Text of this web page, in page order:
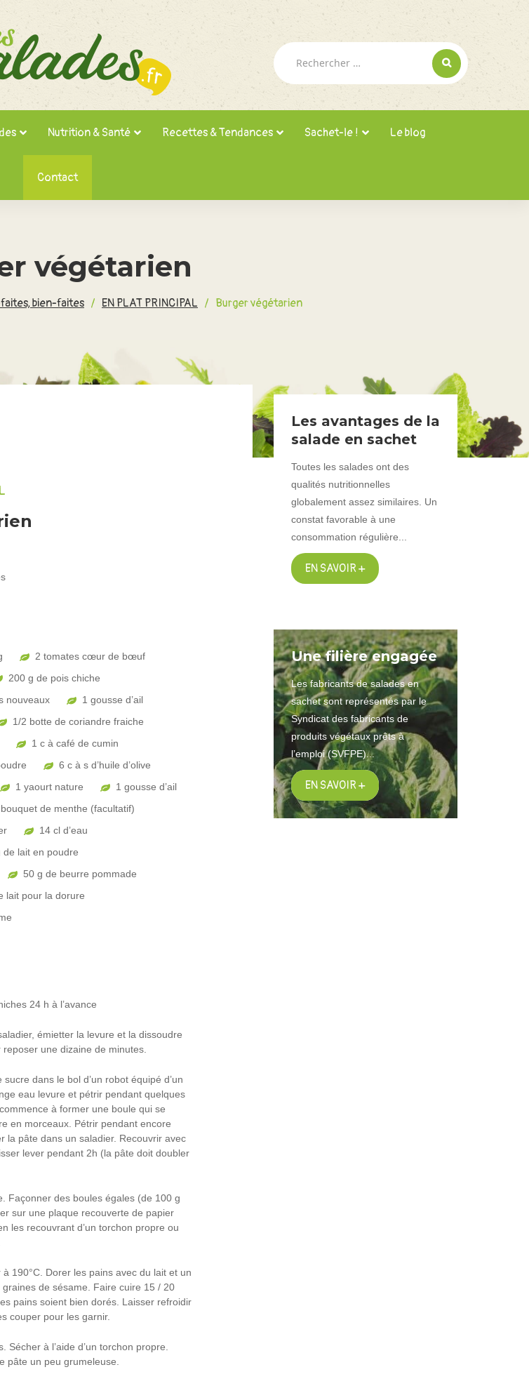
Rechercher :
Nutrition & Santé Recettes & Tendances Sachet-le ! Le blog
Contact
végétarien
bien-faites / EN PLAT PRINCIPAL / Burger végétarien
2 tomates cœur de bœuf
200 g de pois chiche
nouveaux
1 gousse d’ail
1/2 botte de coriandre fraiche
1 c à café de cumin
6 c à s d’huile d’olive
1 yaourt nature
1 gousse d’ail
de menthe (facultatif)
14 cl d’eau
de lait en poudre
50 g de beurre pommade
lait pour la dorure
24 h à l’avance
émietter la levure et la dissoudre
reposer une dizaine de minutes.
dans le bol d’un robot équipé d’un
eau levure et pétrir pendant quelques
à former une boule qui se
en morceaux. Pétrir pendant encore
la pâte dans un saladier. Recouvrir avec
lever pendant 2h (la pâte doit doubler
Façonner des boules égales (de 100 g
sur une plaque recouverte de papier
les recouvrant d’un torchon propre ou
190°C. Dorer les pains avec du lait et un
de sésame. Faire cuire 15 / 20
pains soient bien dorés. Laisser refroidir
couper pour les garnir.
Sécher à l’aide d’un torchon propre.
pâte un peu grumeleuse.
Les avantages de la
salade en sachet
Toutes les salades ont des
qualités nutritionnelles
globalement assez similaires. Un
constat favorable à une
consommation régulière...
EN SAVOIR +
Une filière engagée
Les fabricants de salades en
sachet sont représentés par le
Syndicat des fabricants de
produits végétaux prêts à
l’emploi (SVFPE)...
EN SAVOIR +